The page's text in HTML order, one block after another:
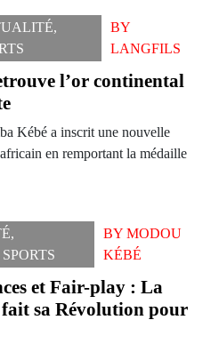
,
BY
LANGFILS
l’or continental
Kébé a inscrit une nouvelle
en remportant la médaille
,
SPORTS
BY MODOU
KÉBÉ
et Fair-play : La
sa Révolution pour